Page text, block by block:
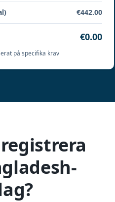
€442.00
€0.00
på specifika krav